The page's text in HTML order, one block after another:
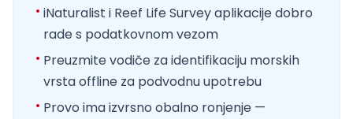
iNaturalist i Reef Life Survey aplikacije dobro
rade s podatkovnom vezom
Preuzmite vodiče za identifikaciju morskih
vrsta offline za podvodnu upotrebu
Provo ima izvrsno obalno ronjenje —